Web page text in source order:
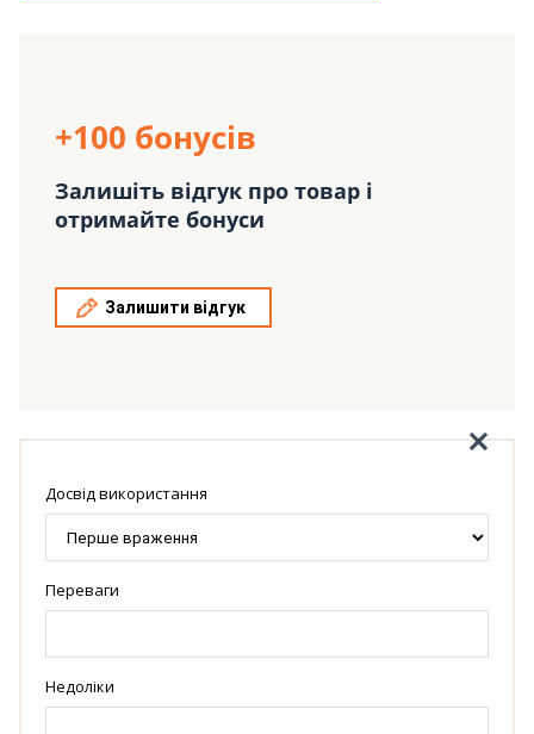
+100 бонусів
Залишіть відгук про товар і
отримайте бонуси
Залишити відгук
Досвід використання
Переваги
Недоліки